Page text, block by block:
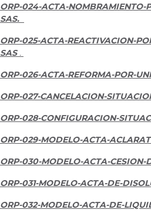
ORP-024-ACTA-NOMBRAMIENTO-
SAS.
ORP-025-ACTA-REACTIVACION-
SAS .
ORP-026-ACTA-REFORMA-POR-
ORP-027-CANCELACION-
ORP-028-CONFIGURACION-
ORP-029-MODELO-ACTA-
ORP-030-MODELO-ACTA-CESION-
ORP-031-MODELO-ACTA-DE-
ORP-032-MODELO-ACTA-DE-